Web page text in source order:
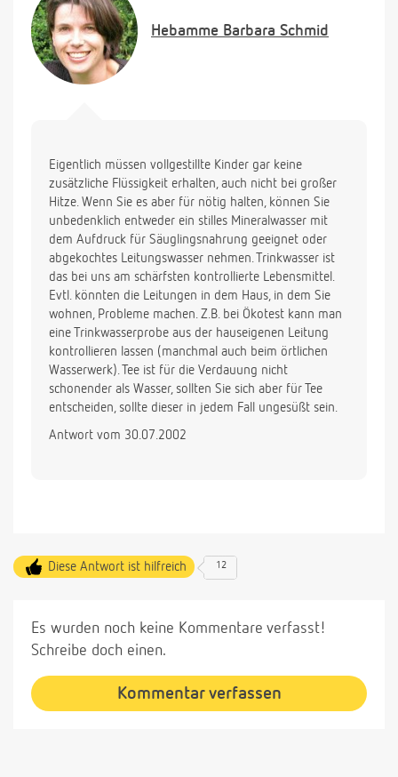
Hebamme Barbara Schmid
Eigentlich müssen vollgestillte Kinder gar keine
zusätzliche Flüssigkeit erhalten, auch nicht bei großer
Hitze. Wenn Sie es aber für nötig halten, können Sie
unbedenklich entweder ein stilles Mineralwasser mit
dem Aufdruck für Säuglingsnahrung geeignet oder
abgekochtes Leitungswasser nehmen. Trinkwasser ist
das bei uns am schärfsten kontrollierte Lebensmittel.
Evtl. könnten die Leitungen in dem Haus, in dem Sie
wohnen, Probleme machen. Z.B. bei Ökotest kann man
eine Trinkwasserprobe aus der hauseigenen Leitung
kontrollieren lassen (manchmal auch beim örtlichen
Wasserwerk). Tee ist für die Verdauung nicht
schonender als Wasser, sollten Sie sich aber für Tee
entscheiden, sollte dieser in jedem Fall ungesüßt sein.
Antwort vom 30.07.2002
Diese Antwort ist hilfreich 12
Es wurden noch keine Kommentare verfasst!
Schreibe doch einen.
Kommentar verfassen